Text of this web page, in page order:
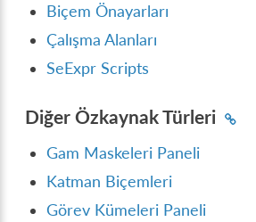
Biçem Önayarları
Çalışma Alanları
SeExpr Scripts
Diğer Özkaynak Türleri
Gam Maskeleri Paneli
Katman Biçemleri
Görev Kümeleri Paneli